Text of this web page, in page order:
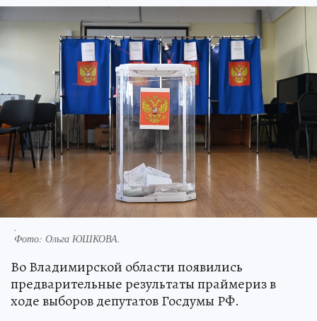
.
Фото: Ольга ЮШКОВА.
Во Владимирской области появились
предварительные результаты праймериз в
ходе выборов депутатов Госдумы РФ.